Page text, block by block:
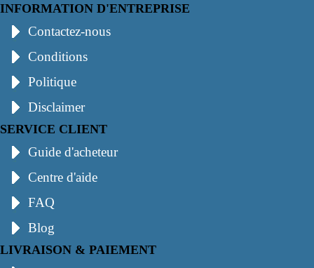
INFORMATION D'ENTREPRISE
Contactez-nous
Conditions
Politique
Disclaimer
SERVICE CLIENT
Guide d'acheteur
Centre d'aide
FAQ
Blog
LIVRAISON & PAIEMENT